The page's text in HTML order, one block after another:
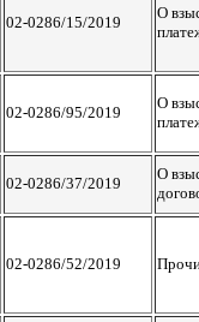
02-0286/15/2019
О
02-0286/95/2019
О
02-0286/37/2019
О
02-0286/52/2019